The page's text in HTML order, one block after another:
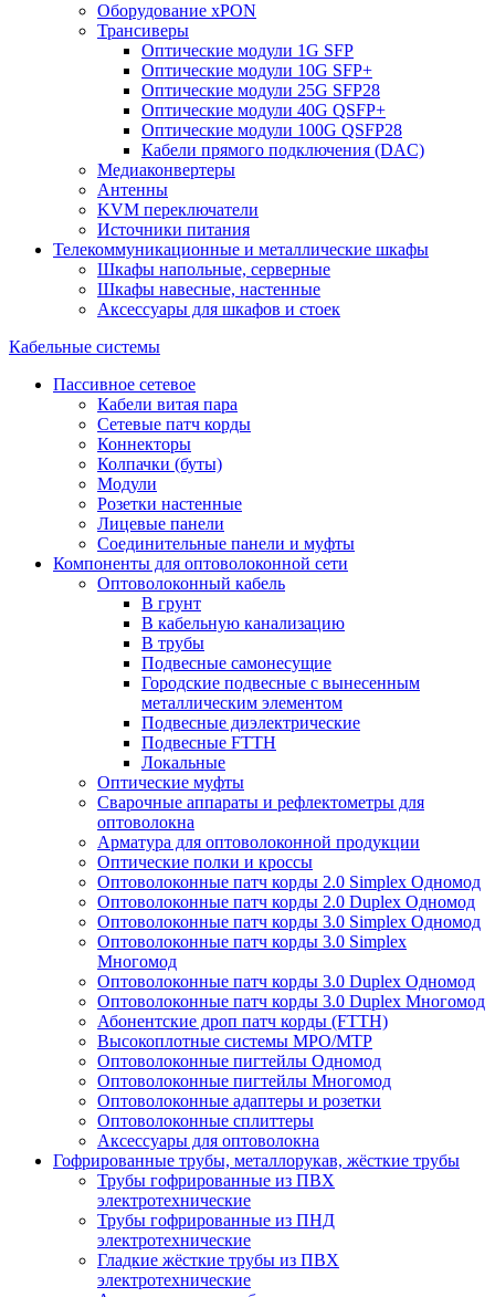
Оборудование xPON
Трансиверы
Оптические модули 1G SFP
Оптические модули 10G SFP+
Оптические модули 25G SFP28
Оптические модули 40G QSFP+
Оптические модули 100G QSFP28
Кабели прямого подключения (DAC)
Медиаконвертеры
Антенны
KVM переключатели
Источники питания
Телекоммуникационные и металлические шкафы
Шкафы напольные, серверные
Шкафы навесные, настенные
Аксессуары для шкафов и стоек
Кабельные системы
Пассивное сетевое
Кабели витая пара
Сетевые патч корды
Коннекторы
Колпачки (буты)
Модули
Розетки настенные
Лицевые панели
Соединительные панели и муфты
Компоненты для оптоволоконной сети
Оптоволоконный кабель
В грунт
В кабельную канализацию
В трубы
Подвесные самонесущие
Городские подвесные с вынесенным
металлическим элементом
Подвесные диэлектрические
Подвесные FTTH
Локальные
Оптические муфты
Сварочные аппараты и рефлектометры для
оптоволокна
Арматура для оптоволоконной продукции
Оптические полки и кроссы
Оптоволоконные патч корды 2.0 Simplex Одномод
Оптоволоконные патч корды 2.0 Duplex Одномод
Оптоволоконные патч корды 3.0 Simplex Одномод
Оптоволоконные патч корды 3.0 Simplex
Многомод
Оптоволоконные патч корды 3.0 Duplex Одномод
Оптоволоконные патч корды 3.0 Duplex Многомод
Абонентские дроп патч корды (FTTH)
Высокоплотные системы MPO/MTP
Оптоволоконные пигтейлы Одномод
Оптоволоконные пигтейлы Многомод
Оптоволоконные адаптеры и розетки
Оптоволоконные сплиттеры
Аксессуары для оптоволокна
Гофрированные трубы, металлорукав, жёсткие трубы
Трубы гофрированные из ПВХ
электротехнические
Трубы гофрированные из ПНД
электротехнические
Гладкие жёсткие трубы из ПВХ
электротехнические